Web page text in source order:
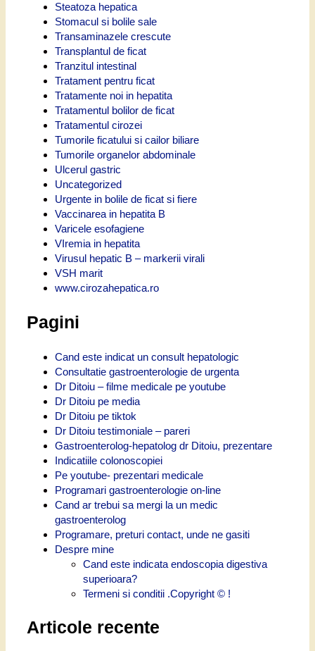
Steatoza hepatica
Stomacul si bolile sale
Transaminazele crescute
Transplantul de ficat
Tranzitul intestinal
Tratament pentru ficat
Tratamente noi in hepatita
Tratamentul bolilor de ficat
Tratamentul cirozei
Tumorile ficatului si cailor biliare
Tumorile organelor abdominale
Ulcerul gastric
Uncategorized
Urgente in bolile de ficat si fiere
Vaccinarea in hepatita B
Varicele esofagiene
VIremia in hepatita
Virusul hepatic B – markerii virali
VSH marit
www.cirozahepatica.ro
Pagini
Cand este indicat un consult hepatologic
Consultatie gastroenterologie de urgenta
Dr Ditoiu – filme medicale pe youtube
Dr Ditoiu pe media
Dr Ditoiu pe tiktok
Dr Ditoiu testimoniale – pareri
Gastroenterolog-hepatolog dr Ditoiu, prezentare
Indicatiile colonoscopiei
Pe youtube- prezentari medicale
Programari gastroenterologie on-line
Cand ar trebui sa mergi la un medic
gastroenterolog
Programare, preturi contact, unde ne gasiti
Despre mine
Cand este indicata endoscopia digestiva
superioara?
Termeni si conditii .Copyright © !
Articole recente